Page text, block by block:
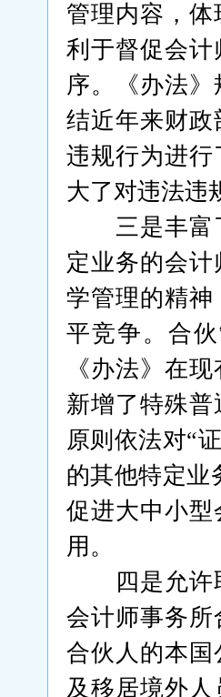
管理内容，
利于督促会
序。《办法
结近年来财
违规行为进
大了对违法违
三是丰富
定业务的会
学管理的精
平竞争。合
《办法》在
新增了特殊
原则依法对“
的其他特定业
促进大中小
用。
四是允
会计师事务
合伙人的本
及移居境外